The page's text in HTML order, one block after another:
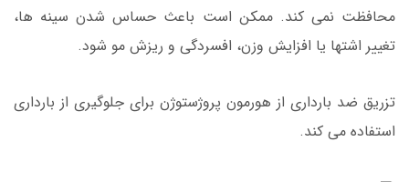
محافظت نمی کند. ممکن است باعث حساس شدن سینه ها،
تغییر اشتها یا افزایش وزن، افسردگی و ریزش مو شود.
تزریق ضد بارداری از هورمون پروژستوژن برای جلوگیری از بارداری
استفاده می کند.